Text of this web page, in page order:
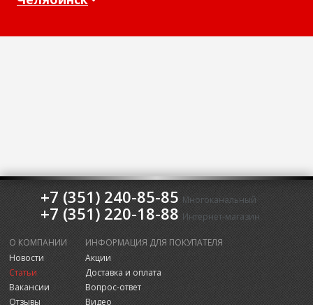
+7 (351) 240-85-85 Многоканальный
+7 (351) 220-18-88 Интернет-магазин
О КОМПАНИИ
Новости
Статьи
Вакансии
Отзывы
ИНФОРМАЦИЯ ДЛЯ ПОКУПАТЕЛЯ
Акции
Доставка и оплата
Вопрос-ответ
Видео